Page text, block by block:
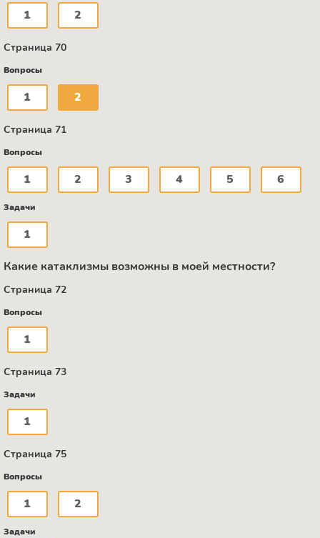
1 2
Страница 70
Вопросы
1 2
Страница 71
Вопросы
1 2 3 4 5 6
Задачи
1
Какие катаклизмы возможны в моей местности?
Страница 72
Вопросы
1
Страница 73
Задачи
1
Страница 75
Вопросы
1 2
Задачи